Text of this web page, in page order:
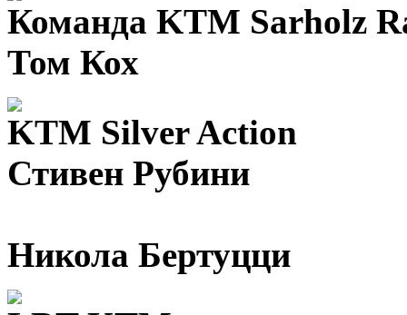
Команда KTM Sarholz
Том Кох
KTM Silver Action
Стивен Рубини
Никола Бертуцци